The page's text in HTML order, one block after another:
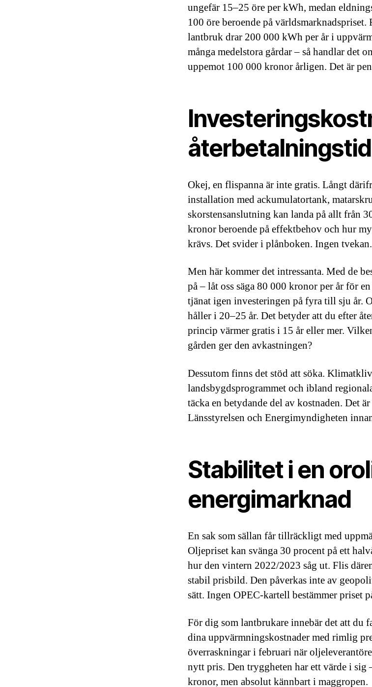
ungefär 15–25 öre per kWh, medan
100 öre beroende på världsmarknadspriset.
lantbruk drar 200 000 kWh per år i
många medelstora gårdar – så handlar det
uppemot 100 000 kronor årligen. Det är
återbetalningstid
Okej, en flispanna är inte gratis. Långt
installation med ackumulatortank,
skorstensanslutning kan landa på allt från
kronor beroende på effektbehov och hur
krävs. Det svider i plånboken. Ingen tvekan.
Men här kommer det intressanta. Med de
på – låt oss säga 80 000 kronor per år för
tjänat igen investeringen på fyra till sju år.
håller i 20–25 år. Det betyder att du efter
princip värmer gratis i 15 år eller mer.
gården ger den avkastningen?
Dessutom finns det stöd att söka.
landsbygdsprogrammet och ibland
täcka en betydande del av kostnaden. Det
Länsstyrelsen och Energimyndigheten
Stabilitet i en
energimarknad
En sak som sällan får tillräckligt med
Oljepriset kan svänga 30 procent på ett
hur den vintern 2022/2023 såg ut. Flis
stabil prisbild. Den påverkas inte av
sätt. Ingen OPEC-kartell bestämmer priset
För dig som lantbrukare innebär det att du
dina uppvärmningskostnader med rimlig
överraskningar i februari när
nytt pris. Den tryggheten har ett värde i sig
kronor, men absolut kännbart i maggropen.